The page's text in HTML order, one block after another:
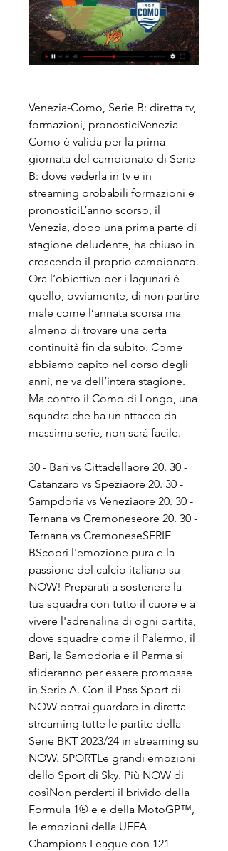
Venezia-Como, Serie B: diretta tv,
formazioni, pronosticiVenezia-
Como è valida per la prima
giornata del campionato di Serie
B: dove vederla in tv e in
streaming probabili formazioni e
pronosticiL’anno scorso, il
Venezia, dopo una prima parte di
stagione deludente, ha chiuso in
crescendo il proprio campionato.
Ora l’obiettivo per i lagunari è
quello, ovviamente, di non partire
male come l’annata scorsa ma
almeno di trovare una certa
continuità fin da subito. Come
abbiamo capito nel corso degli
anni, ne va dell’intera stagione.
Ma contro il Como di Longo, una
squadra che ha un attacco da
massima serie, non sarà facile.
30 - Bari vs Cittadellaore 20. 30 -
Catanzaro vs Speziaore 20. 30 -
Sampdoria vs Veneziaore 20. 30 -
Ternana vs Cremoneseore 20. 30 -
Ternana vs CremoneseSERIE
BScopri l'emozione pura e la
passione del calcio italiano su
NOW! Preparati a sostenere la
tua squadra con tutto il cuore e a
vivere l'adrenalina di ogni partita,
dove squadre come il Palermo, il
Bari, la Sampdoria e il Parma si
sfideranno per essere promosse
in Serie A. Con il Pass Sport di
NOW potrai guardare in diretta
streaming tutte le partite della
Serie BKT 2023/24 in streaming su
NOW. SPORTLe grandi emozioni
dello Sport di Sky. Più NOW di
cosìNon perderti il brivido della
Formula 1® e e della MotoGP™,
le emozioni della UEFA
Champions League con 121